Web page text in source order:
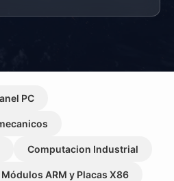
PC
Computacion Industrial
Módulos ARM y Placas X86